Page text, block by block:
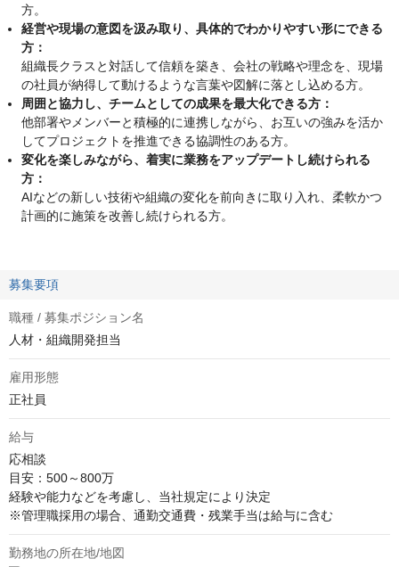
方。
経営や現場の意図を汲み取り、具体的でわかりやすい形にできる
方：
組織長クラスと対話して信頼を築き、会社の戦略や理念を、現場
の社員が納得して動けるような言葉や図解に落とし込める方。
周囲と協力し、チームとしての成果を最大化できる方：
他部署やメンバーと積極的に連携しながら、お互いの強みを活か
してプロジェクトを推進できる協調性のある方。
変化を楽しみながら、着実に業務をアップデートし続けられる
方：
AIなどの新しい技術や組織の変化を前向きに取り入れ、柔軟かつ
計画的に施策を改善し続けられる方。
募集要項
職種 / 募集ポジション名
人材・組織開発担当
雇用形態
正社員
給与
応相談
目安：500～800万
経験や能力などを考慮し、当社規定により決定
※管理職採用の場合、通勤交通費・残業手当は給与に含む
勤務地の所在地/地図